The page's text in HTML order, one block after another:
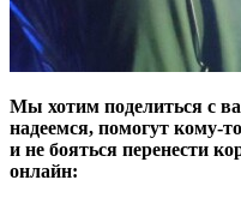
Мы хотим поделиться с
надеемся, помогут кому-
и не бояться перенести
онлайн: